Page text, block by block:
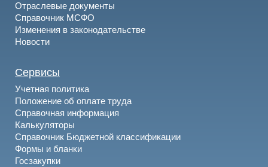
Отраслевые документы
Справочник МСФО
Изменения в законодательстве
Новости
Сервисы
Учетная политика
Положение об оплате труда
Справочная информация
Калькуляторы
Справочник Бюджетной классификации
Формы и бланки
Госзакупки